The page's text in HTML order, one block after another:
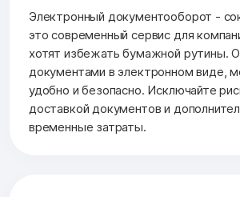
Электронный документооборот -
это современный сервис для
хотят избежать бумажной рутины.
документами в электронном виде,
удобно и безопасно. Исключайте
доставкой документов и
временные затраты.